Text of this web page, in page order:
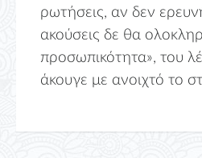
ρωτήσεις, αν δεν
ακούσεις δε θα
προσωπικότητα», του
άκουγε με ανοιχτό το